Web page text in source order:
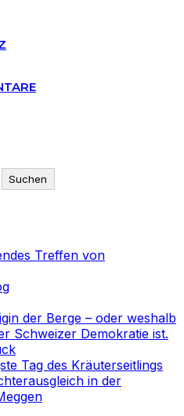
Suchen
Treffen von
der Berge – oder weshalb
Schweizer Demokratie ist.
Tag des Kräuterseitlings
in der